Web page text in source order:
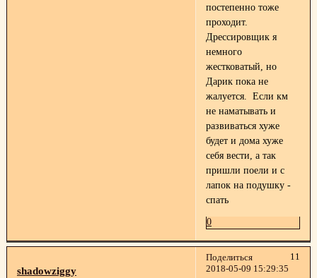
постепенно тоже
проходит.
Дрессировщик я
немного
жестковатый, но
Дарик пока не
жалуется. Если км
не наматывать и
развиваться хуже
будет и дома хуже
себя вести, а так
пришли поели и с
лапок на подушку -
спать
0
Поделиться
11
2018-05-09 15:29:35
shadowziggy